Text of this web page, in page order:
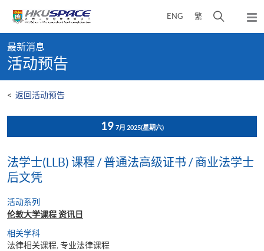
content
ENG 繁
开
弹
出
content
start
最新消息
活动预告
< 返回活动预告
19 7月 2025(星期六)
法学士(LLB) 课程 / 普通法高级证书 / 商业法学士
后文凭
活动系列
伦敦大学课程 资讯日
相关学科
法律相关课程, 专业法律课程